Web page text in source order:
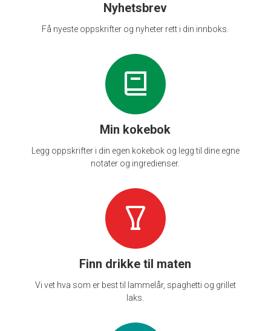
Nyhetsbrev
Få nyeste oppskrifter og nyheter rett i din innboks.
Min kokebok
Legg oppskrifter i din egen kokebok og legg til dine egne
notater og ingredienser.
Finn drikke til maten
Vi vet hva som er best til lammelår, spaghetti og grillet
laks.